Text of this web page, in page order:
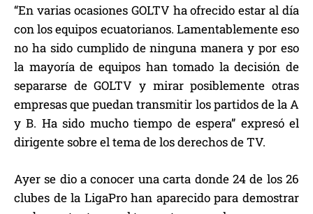
“En varias ocasiones GOLTV ha ofrecido estar al día
con los equipos ecuatorianos. Lamentablemente eso
no ha sido cumplido de ninguna manera y por eso
la mayoría de equipos han tomado la decisión de
separarse de GOLTV y mirar posiblemente otras
empresas que puedan transmitir los partidos de la A
y B. Ha sido mucho tiempo de espera” expresó el
dirigente sobre el tema de los derechos de TV.
Ayer se dio a conocer una carta donde 24 de los 26
clubes de la LigaPro han aparecido para demostrar